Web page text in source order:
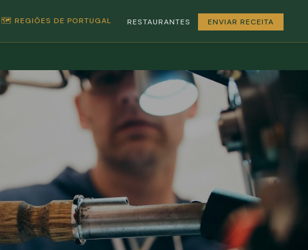
🗺️ REGIÕES DE PORTUGAL RESTAURANTES ENVIAR RECEITA